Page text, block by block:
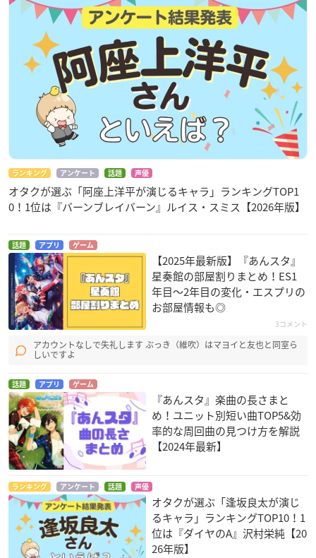
ランキング アンケート 話題 声優
オタクが選ぶ「阿座上洋平が演じるキャラ」ランキングTOP1
0！1位は『バーンブレイバーン』ルイス・スミス【2026年版】
話題 アプリ ゲーム
【2025年最新版】『あんスタ』
星奏館の部屋割りまとめ！ES1
年目〜2年目の変化・エスプリの
お部屋情報も◎
3コメント
アカウントなしで失礼します ぶっき（維吹）はマヨイと友也と同室ら
しいですよ
話題 アプリ ゲーム
『あんスタ』楽曲の長さまと
め！ユニット別短い曲TOP5&効
率的な周回曲の見つけ方を解説
【2024年最新】
ランキング アンケート 話題 声優
オタクが選ぶ「逢坂良太が演じ
るキャラ」ランキングTOP10！1
位は『ダイヤのA』沢村栄純【20
26年版】